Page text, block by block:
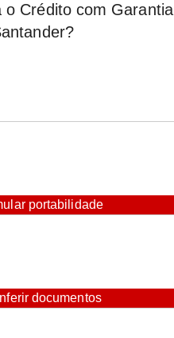
o Crédito com Garantia
portabilidade
documentos